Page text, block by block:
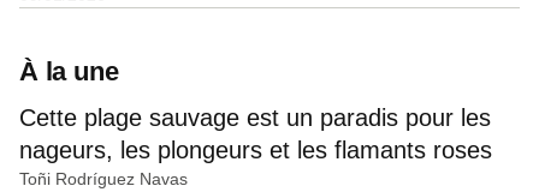
À la une
Cette plage sauvage est un paradis pour les
nageurs, les plongeurs et les flamants roses
Toñi Rodríguez Navas